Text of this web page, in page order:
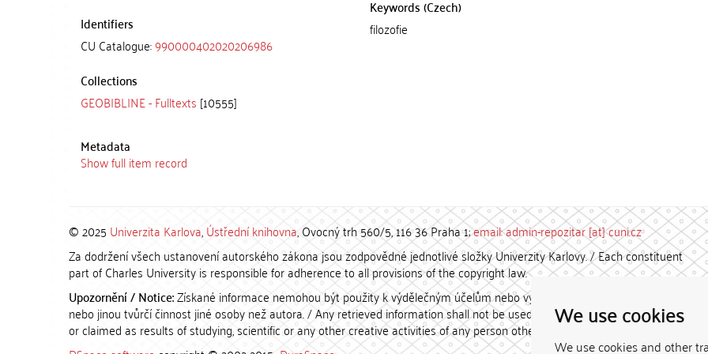
We use cookies
We use cookies and other
Identifiers
CU Catalogue:990000402020206986
Collections
GEOBIBLINE - Fulltexts [10555]
Keywords (Czech)
filozofie
Metadata
Show full item record
© 2025 Univerzita Karlova,Ústřední knihovna, Ovocný trh 560/5, 116 36 Praha 1;email: admin-repozitar [at] cuni.cz
Za dodržení všech ustanovení autorského zákona jsou zodpovědné jednotlivé složky Univerzity Karlovy. / Each constituent
part of Charles University is responsible for adherence to all provisions of the copyright law.
Upozornění / Notice:Získané informace nemohou být použity k výdělečným účelům nebo vydávány za studijní, vědeckou
nebo jinou tvůrčí činnost jiné osoby než autora. / Any retrieved information shall not be used for any commercial purposes
or claimed as results of studying, scientific or any other creative activities of any person other than the author.